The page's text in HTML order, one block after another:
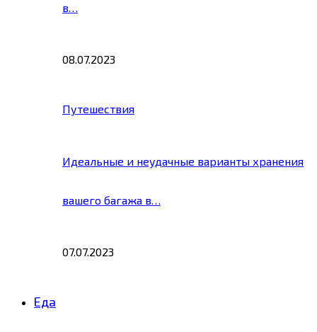
в…
08.07.2023
Путешествия
Идеальные и неудачные варианты хранения
вашего багажа в…
07.07.2023
Еда